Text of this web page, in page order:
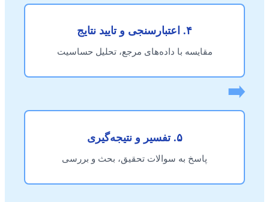
۴. اعتبارسنجی و تایید نتایج
مقایسه با داده‌های مرجع، تحلیل حساسیت
➡️
۵. تفسیر و نتیجه‌گیری
پاسخ به سوالات تحقیق، بحث و بررسی